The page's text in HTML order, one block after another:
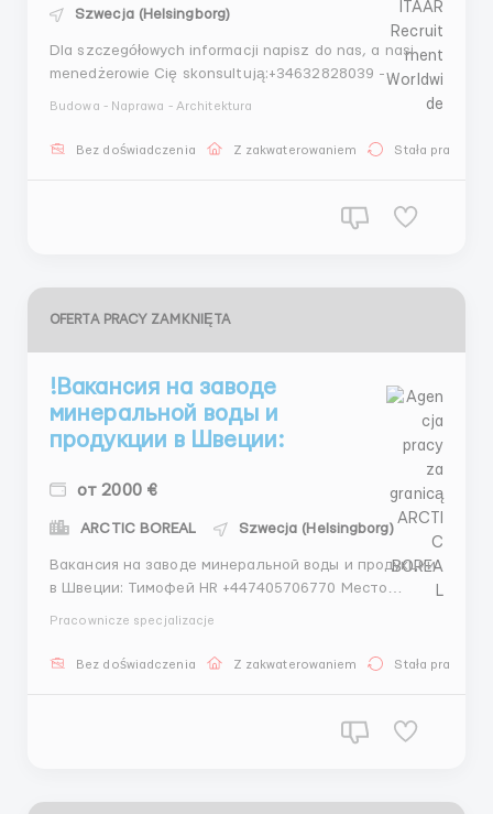
Szwecja (Helsingborg)
Dla szczegółowych informacji napisz do nas, a nasi
menedżerowie Cię skonsultują:+34632828039 -
Agency Ltd:Company Number 12549618Nasze
Budowa - Naprawa - Architektura
Bez doświadczenia Z zakwaterowaniem Stała praca
OFERTA PRACY ZAMKNIĘTA
!Вакансия на заводе
минеральной воды и
продукции в Швеции:
от 2000 €
ARCTIC BOREAL Szwecja (Helsingborg)
Вакансия на заводе минеральной воды и продукции
в Швеции: Тимофей HR +447405706770 Место
женщин присоединиться к нашей дружной команде
Pracownicze specjalizacje
Bez doświadczenia Z zakwaterowaniem Stała praca